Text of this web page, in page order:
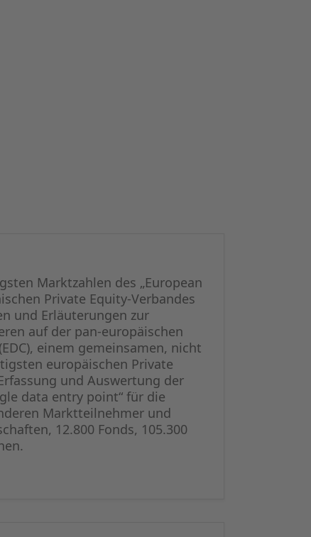
Marktzahlen des „European
Private Equity-Verbandes
und Erläuterungen zur
auf der pan-europäischen
einem gemeinsamen, nicht
europäischen Private
und Auswertung der
data entry point“ für die
Marktteilnehmer und
12.800 Fonds, 105.300